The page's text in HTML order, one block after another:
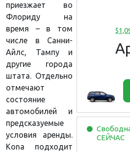
СЕЙЧАС
приезжает во
Флориду на
время – в том
числе в Санни-
Айлс, Тампу и
другие города
штата. Отдельно
отмечают
состояние
автомобилей и
предсказуемые
условия аренды.
Kona подходит